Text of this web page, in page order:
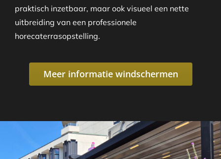
praktisch inzetbaar, maar ook visueel een nette
uitbreiding van een professionele
horecaterrasopstelling.
Meer informatie windschermen